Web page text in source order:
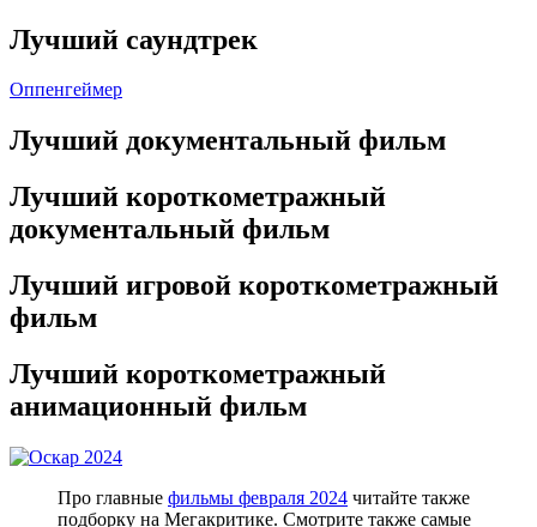
Лучший саундтрек
Оппенгеймер
Лучший документальный фильм
Лучший короткометражный
документальный фильм
Лучший игровой короткометражный
фильм
Лучший короткометражный
анимационный фильм
Про главные фильмы февраля 2024 читайте также
подборку на Мегакритике. Смотрите также самые